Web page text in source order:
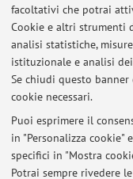
facoltativi che potrai
Cookie e altri strumenti
analisi statistiche,
istituzionale e analisi
Se chiudi questo
cookie necessari.
Puoi esprimere il
in "Personalizza cookie"
specifici in "Mostra
Potrai sempre rivedere
Al